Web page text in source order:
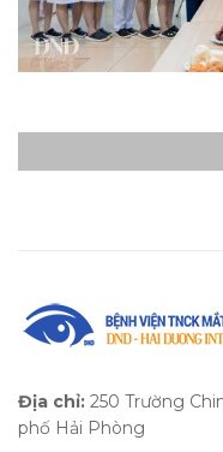
Địa chỉ: 250 Trường
phố Hải Phòng